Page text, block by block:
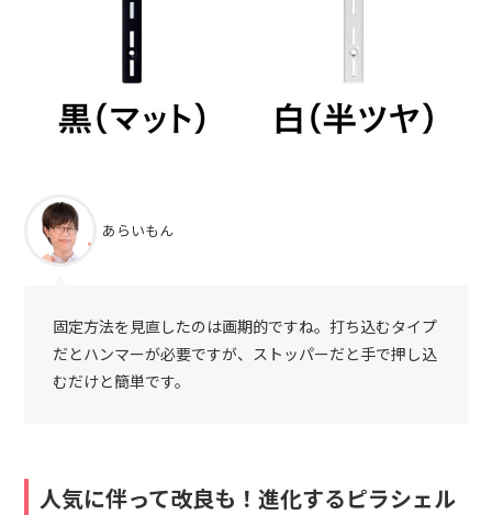
あらいもん
固定方法を見直したのは画期的ですね。打ち込むタイプ
だとハンマーが必要ですが、ストッパーだと手で押し込
むだけと簡単です。
人気に伴って改良も！進化するピラシェル